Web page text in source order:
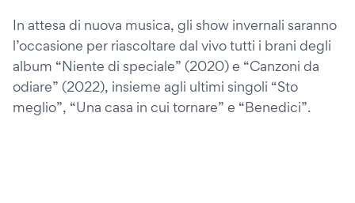
In attesa di nuova musica, gli show invernali saranno
l’occasione per riascoltare dal vivo tutti i brani degli
album “Niente di speciale” (2020) e “Canzoni da
odiare” (2022), insieme agli ultimi singoli “Sto
meglio”, “Una casa in cui tornare” e “Benedici”.